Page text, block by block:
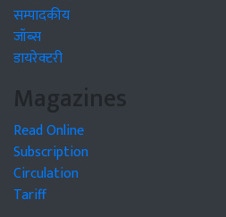
सम्पादकीय
जॉब्स
डायरेक्टरी
Magazines
Read Online
Subscription
Circulation
Tariff